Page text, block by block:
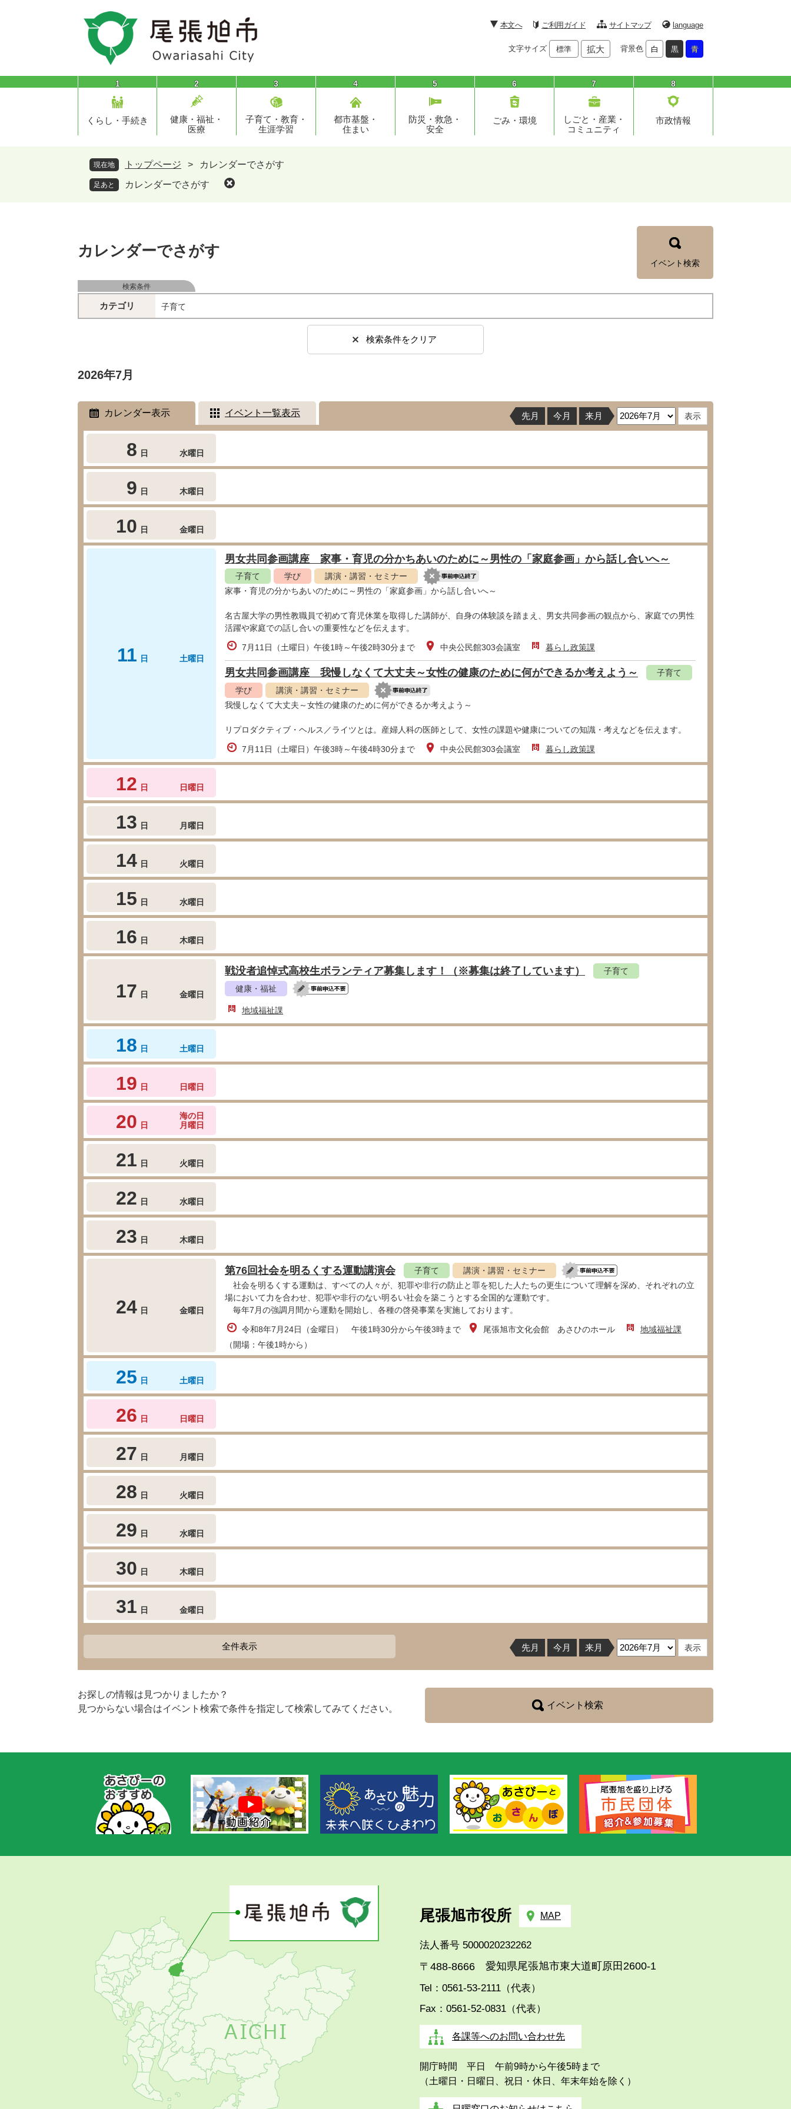
頭
飛
本文へ ご利用ガイド サイトマップ language
文字サイズ 標準 拡大 背景色 白 黒 青
1
くらし・手続き
2
健康・福祉・
医療
3
子育て・教育・
生涯学習
4
都市基盤・
住まい
5
防災・救急・
安全
6
ごみ・環境
7
しごと・産業・
コミュニティ
8
市政情報
現在地 トップページ > カレンダーでさがす
足あと カレンダーでさがす
文
カレンダーでさがす
イベント検索
検索条件
カテゴリ 子育て
検索条件をクリア
2026年7月
カレンダー表示 イベント一覧表示 先月 今月 来月
8 日 水曜日
9 日 木曜日
10 日 金曜日
11 日 土曜日
男女共同参画講座 家事・育児の分かちあいのために～男性の「家庭参画」から話し合いへ～
子育て 学び
講演・講習・セミナー
家事・育児の分かちあいのために～男性の「家庭参画」から話し合いへ～
名古屋大学の男性教職員で初めて育児休業を取得した講師が、自身の体験談を踏まえ、男女共同参画の観点から、家庭での男性
活躍や家庭での話し合いの重要性などを伝えます。
7月11日（土曜日）午後1時～午後2時30分まで 中央公民館303会議室 暮らし政策課
男女共同参画講座 我慢しなくて大丈夫～女性の健康のために何ができるか考えよう～
子育て
学び
講演・講習・セミナー
我慢しなくて大丈夫～女性の健康のために何ができるか考えよう～
リプロダクティブ・ヘルス／ライツとは。産婦人科の医師として、女性の課題や健康についての知識・考えなどを伝えます。
7月11日（土曜日）午後3時～午後4時30分まで 中央公民館303会議室 暮らし政策課
12 日 日曜日
13 日 月曜日
14 日 火曜日
15 日 水曜日
16 日 木曜日
17 日 金曜日
戦没者追悼式高校生ボランティア募集します！（※募集は終了しています）
子育て
健康・福祉
地域福祉課
18 日 土曜日
19 日 日曜日
20 日
海の日
月曜日
21 日 火曜日
22 日 水曜日
23 日 木曜日
24 日 金曜日
第76回社会を明るくする運動講演会 子育て
講演・講習・セミナー
社会を明るくする運動は、すべての人々が、犯罪や非行の防止と罪を犯した人たちの更生について理解を深め、それぞれの立
場において力を合わせ、犯罪や非行のない明るい社会を築こうとする全国的な運動です。
毎年7月の強調月間から運動を開始し、各種の啓発事業を実施しております。
令和8年7月24日（金曜日） 午後1時30分から午後3時まで
（開場：午後1時から）
尾張旭市文化会館 あさひのホール 地域福祉課
25 日 土曜日
26 日 日曜日
27 日 月曜日
28 日 火曜日
29 日 水曜日
30 日 木曜日
31 日 金曜日
全件表示 先月 今月 来月
お探しの情報は見つかりましたか？
見つからない場合はイベント検索で条件を指定して検索してみてください。
イベント検索
あ
す
め
尾張旭市役所 MAP
法人番号 5000020232262
〒488-8666 愛知県尾張旭市東大道町原田2600-1
Tel：0561-53-2111（代表）
Fax：0561-52-0831（代表）
各課等へのお問い合わせ先
開庁時間 平日 午前9時から午後5時まで
（土曜日・日曜日、祝日・休日、年末年始を除く）